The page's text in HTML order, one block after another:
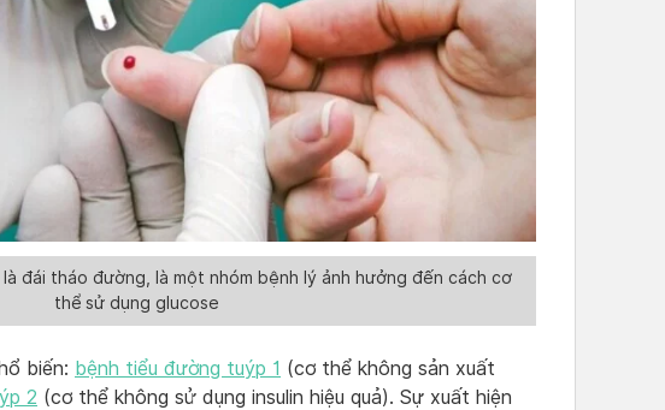
đái tháo đường, là một nhóm bệnh lý ảnh hưởng đến cách cơ
thể sử dụng glucose
biến: bệnh tiểu đường tuýp 1 (cơ thể không sản xuất
2 (cơ thể không sử dụng insulin hiệu quả). Sự xuất hiện